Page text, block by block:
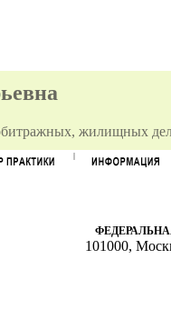
жилищных
101000,